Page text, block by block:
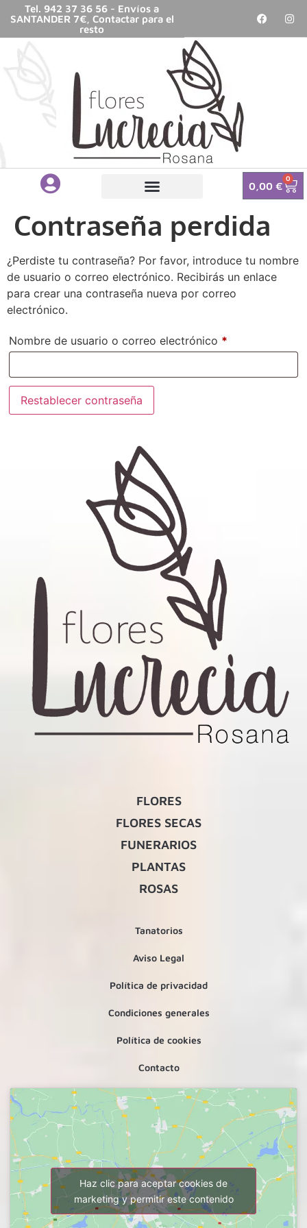
Tel. 942 37 36 56 - Envíos a
SANTANDER 7€, Contactar para el
resto
0,00€
0
Contraseña perdida
¿Perdiste tu contraseña? Por favor, introduce tu nombre
de usuario o correo electrónico. Recibirás un enlace
para crear una contraseña nueva por correo
electrónico.
Nombre de usuario o correo electrónico *
Restablecer contraseña
FLORES
FLORES SECAS
FUNERARIOS
PLANTAS
ROSAS
Tanatorios
Aviso Legal
Política de privacidad
Condiciones generales
Política de cookies
Contacto
Haz clic para aceptar cookies de
marketing y permitir este contenido